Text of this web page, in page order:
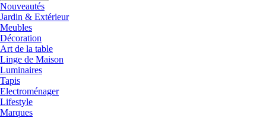
Nouveautés
Jardin & Extérieur
Meubles
Décoration
Art de la table
Linge de Maison
Luminaires
Tapis
Electroménager
Lifestyle
Marques